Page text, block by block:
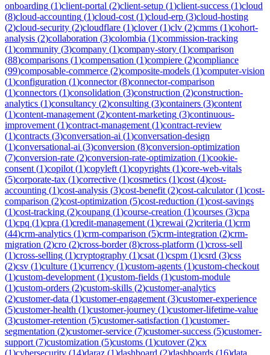
onboarding (1)client-portal (2)client-setup (1)client-success (1)cloud
(8)cloud-accounting (1)cloud-cost (1)cloud-erp (3)cloud-hosting
(2)cloud-security (2)cloudflare (1)clover(1)clv (2)cmms (1)cohort-
analysis (2)collaboration (3)colombia (1)commission-tracking
(1)community (3)company (1)company-story (1)comparison
(88)comparisons (1)compensation (1)compiere (2)compliance
(99)composable-commerce (2)composite-models (1)computer-vision
(1)configuration (1)connector(8)connector-comparison
(1)connectors (1)consolidation (3)construction (2)construction-
analytics (1)consultancy (2)consulting (3)containers (3)content
(1)content-management (2)content-marketing (3)continuous-
improvement (1)contract-management (1)contract-review
(1)contracts (3)conversation-ai (1)conversation-design
(1)conversational-ai (3)conversion (8)conversion-optimization
(7)conversion-rate (2)conversion-rate-optimization (1)cookie-
consent (1)copilot (1)copyleft (1)copyrights (1)core-web-vitals
(5)corporate-tax (1)corrective (1)cosmetics (1)cost (4)cost-
accounting (1)cost-analysis (3)cost-benefit (2)cost-calculator(1)cost-
comparison (2)cost-optimization (5)cost-reduction (1)cost-savings
(1)cost-tracking (2)coupang (1)course-creation (1)courses (3)cpa
(1)cpq (1)cpra (1)credit-management (1)crewai (2)criteria (1)crm
(44)crm-analytics (1)crm-comparison (5)crm-integration (2)crm-
migration (2)cro (2)cross-border(8)cross-platform (1)cross-sell
(1)cross-selling (1)cryptography (1)csat (1)cspm (1)csrd (3)css
(2)csv (1)culture (1)currency (1)custom-agents (1)custom-checkout
(1)custom-development (1)custom-fields (1)custom-module
(1)custom-orders (2)custom-skills (2)customer-analytics
(2)customer-data (1)customer-engagement (3)customer-experience
(5)customer-health (1)customer-journey (1)customer-lifetime-value
(3)customer-retention (5)customer-satisfaction (1)customer-
segmentation (2)customer-service (7)customer-success (5)customer-
support (7)customization (5)customs (1)cutover(2)cx
(1)cybersecurity (14)daraz (1)dashboard (2)dashboards (16)data